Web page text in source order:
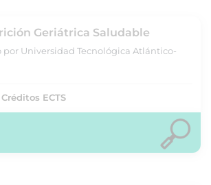
Geriátrica Saludable
por Universidad Tecnológica Atlántico-
ECTS